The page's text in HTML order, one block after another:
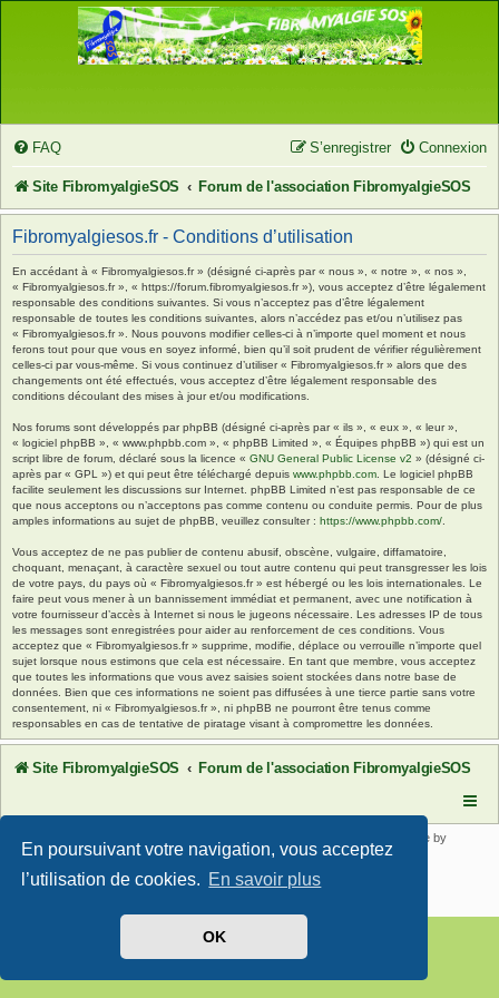
En poursuivant votre navigation, vous acceptez
l’utilisation de cookies. En savoir plus
OK
FAQ Connexion
S’enregistrer
Site FibromyalgieSOS Forum de l'association FibromyalgieSOS
Fibromyalgiesos.fr - Conditions d’utilisation
En accédant à « Fibromyalgiesos.fr » (désigné ci-après par « nous », « notre », « nos »,
« Fibromyalgiesos.fr », « https://forum.fibromyalgiesos.fr »), vous acceptez d’être légalement
responsable des conditions suivantes. Si vous n’acceptez pas d’être légalement
responsable de toutes les conditions suivantes, alors n’accédez pas et/ou n’utilisez pas
« Fibromyalgiesos.fr ». Nous pouvons modifier celles-ci à n’importe quel moment et nous
ferons tout pour que vous en soyez informé, bien qu’il soit prudent de vérifier régulièrement
celles-ci par vous-même. Si vous continuez d’utiliser « Fibromyalgiesos.fr » alors que des
changements ont été effectués, vous acceptez d’être légalement responsable des
conditions découlant des mises à jour et/ou modifications.
Nos forums sont développés par phpBB (désigné ci-après par « ils », « eux », « leur »,
« logiciel phpBB », « www.phpbb.com », « phpBB Limited », « Équipes phpBB ») qui est un
script libre de forum, déclaré sous la licence « GNU General Public License v2 » (désigné ci-
après par « GPL ») et qui peut être téléchargé depuis www.phpbb.com . Le logiciel phpBB
facilite seulement les discussions sur Internet. phpBB Limited n’est pas responsable de ce
que nous acceptons ou n’acceptons pas comme contenu ou conduite permis. Pour de plus
amples informations au sujet de phpBB, veuillez consulter : https://www.phpbb.com/
Vous acceptez de ne pas publier de contenu abusif, obscène, vulgaire, diffamatoire,
choquant, menaçant, à caractère sexuel ou tout autre contenu qui peut transgresser les lois
de votre pays, du pays où « Fibromyalgiesos.fr » est hébergé ou les lois internationales. Le
faire peut vous mener à un bannissement immédiat et permanent, avec une notification à
votre fournisseur d’accès à Internet si nous le jugeons nécessaire. Les adresses IP de tous
les messages sont enregistrées pour aider au renforcement de ces conditions. Vous
acceptez que « Fibromyalgiesos.fr » supprime, modifie, déplace ou verrouille n’importe quel
sujet lorsque nous estimons que cela est nécessaire. En tant que membre, vous acceptez
que toutes les informations que vous avez saisies soient stockées dans notre base de
données. Bien que ces informations ne soient pas diffusées à une tierce partie sans votre
consentement, ni « Fibromyalgiesos.fr », ni phpBB ne pourront être tenus comme
responsables en cas de tentative de piratage visant à compromettre les données.
Site FibromyalgieSOS Forum de l'association FibromyalgieSOS
® Forum Software © phpBB Limited | SE Square by
PhpBB3 BBCodes
Traduit parphpBB-fr.com